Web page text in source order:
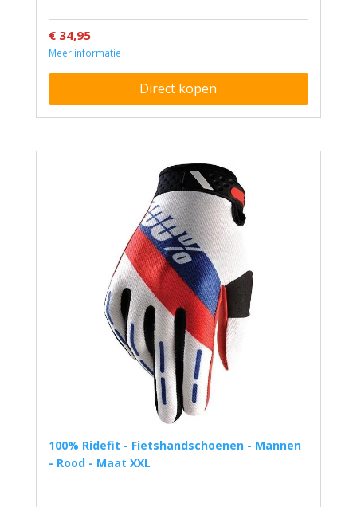
€ 34,95
Meer informatie
Direct kopen
100% Ridefit - Fietshandschoenen - Mannen
- Rood - Maat XXL